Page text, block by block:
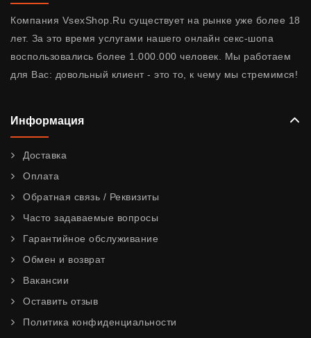
Компания VsexShop.Ru существует на рынке уже более 18
лет. За это время услугами нашего онлайн секс-шопа
воспользовались более 1.000.000 человек. Мы работаем
для Вас: довольный клиент - это то, к чему мы стремимся!
Информация
Доставка
Оплата
Обратная связь / Реквизиты
Часто задаваемые вопросы
Гарантийное обслуживание
Обмен и возврат
Вакансии
Оставить отзыв
Политика конфиденциальности